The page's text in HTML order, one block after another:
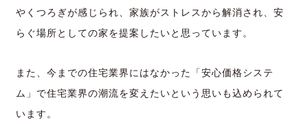
やくつろぎが感じられ、家族がストレスから解消され、安
らぐ場所としての家を提案したいと思っています。
また、今までの住宅業界にはなかった「安心価格システ
ム」で住宅業界の潮流を変えたいという思いも込められて
います。